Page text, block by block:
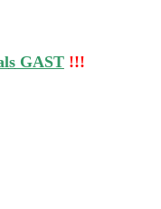
sGAST!!!